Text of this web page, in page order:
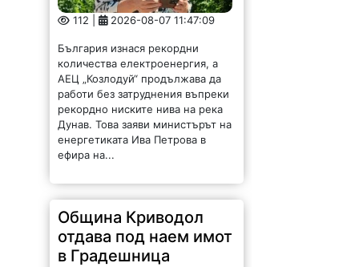
112 | 2026-08-07 11:47:09
България изнася рекордни
количества електроенергия, а
АЕЦ „Козлодуй“ продължава да
работи без затруднения въпреки
рекордно ниските нива на река
Дунав. Това заяви министърът на
енергетиката Ива Петрова в
ефира на...
Община Криводол
отдава под наем имот
в Градешница